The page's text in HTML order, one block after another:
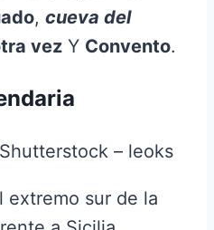
, cueva del
vez Y Convento.
– leoks
extremo sur de la